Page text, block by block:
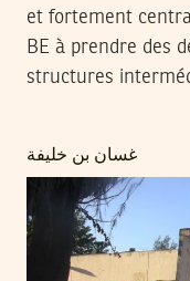
et fortement
BE à prendre des
structures
غسان بن خليفة